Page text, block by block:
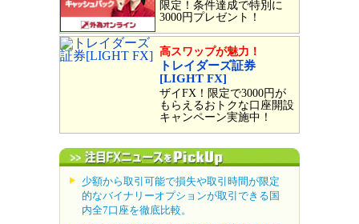
限定！条件達成で特別に
3000円プレゼント！
高スワップが魅力！
トレイダーズ証券
[LIGHT FX]
ザイFX！限定で3000円が
もらえるおトクな口座開設
キャンペーン実施中！
少額から取引可能で損失や取引時間が限定
的なバイナリーオプションが取引できる国
内全7口座を徹底比較。